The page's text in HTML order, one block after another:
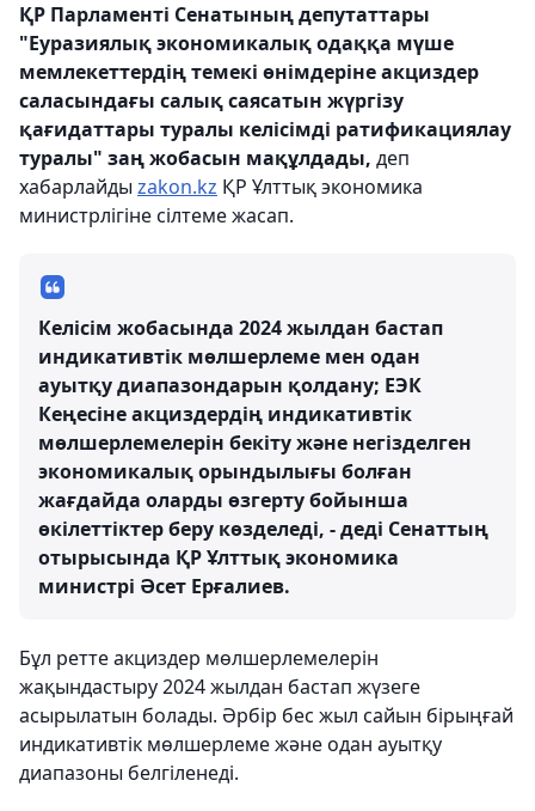
ҚР Парламенті Сенатының депутаттары
"Еуразиялық экономикалық одаққа мүше
мемлекеттердің темекі өнімдеріне акциздер
саласындағы салық саясатын жүргізу
қағидаттары туралы келісімді ратификациялау
туралы" заң жобасын мақұлдады, деп
хабарлайды zakon.kz ҚР Ұлттық экономика
министрлігіне сілтеме жасап.
Келісім жобасында 2024 жылдан бастап
индикативтік мөлшерлеме мен одан
ауытқу диапазондарын қолдану; ЕЭК
Кеңесіне акциздердің индикативтік
мөлшерлемелерін бекіту және негізделген
экономикалық орындылығы болған
жағдайда оларды өзгерту бойынша
өкілеттіктер беру көзделеді, - деді Сенаттың
отырысында ҚР Ұлттық экономика
министрі Әсет Ерғалиев.
Бұл ретте акциздер мөлшерлемелерін
жақындастыру 2024 жылдан бастап жүзеге
асырылатын болады. Әрбір бес жыл сайын бірыңғай
индикативтік мөлшерлеме және одан ауытқу
диапазоны белгіленеді.